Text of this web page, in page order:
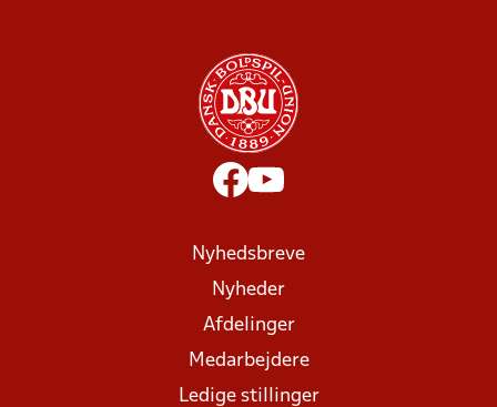
Nyhedsbreve
Nyheder
Afdelinger
Medarbejdere
Ledige stillinger